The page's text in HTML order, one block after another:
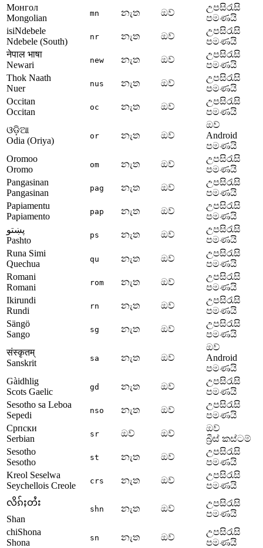
Монгол
Mongolian
mn නැත ඔව්
උපසිරැසි
පමණයි
isiNdebele
Ndebele (South)
nr නැත ඔව්
උපසිරැසි
පමණයි
नेपाल भाषा
Newari
new නැත ඔව්
උපසිරැසි
පමණයි
Thok Naath
Nuer
nus නැත ඔව්
උපසිරැසි
පමණයි
Occitan
Occitan
oc නැත ඔව්
උපසිරැසි
පමණයි
ଓଡ଼ିଆ
Odia (Oriya)
or නැත ඔව්
ඔව්
Android
පමණයි
Oromoo
Oromo
om නැත ඔව්
උපසිරැසි
පමණයි
Pangasinan
Pangasinan
pag නැත ඔව්
උපසිරැසි
පමණයි
Papiamentu
Papiamento
pap නැත ඔව්
උපසිරැසි
පමණයි
پښتو
Pashto
ps නැත ඔව්
උපසිරැසි
පමණයි
Runa Simi
Quechua
qu නැත ඔව්
උපසිරැසි
පමණයි
Romani
Romani
rom නැත ඔව්
උපසිරැසි
පමණයි
Ikirundi
Rundi
rn නැත ඔව්
උපසිරැසි
පමණයි
Sängö
Sango
sg නැත ඔව්
උපසිරැසි
පමණයි
संस्कृतम्
Sanskrit
sa නැත ඔව්
ඔව්
Android
පමණයි
Gàidhlig
Scots Gaelic
gd නැත ඔව්
උපසිරැසි
පමණයි
Sesotho sa Leboa
Sepedi
nso නැත ඔව්
උපසිරැසි
පමණයි
Српски
Serbian
sr ඔව් ඔව්
ඔව්
බ්‍රීස් කස්ටම්
Sesotho
Sesotho
st නැත ඔව්
උපසිරැසි
පමණයි
Kreol Seselwa
Seychellois Creole
crs නැත ඔව්
උපසිරැසි
පමණයි
လိၵ်ႈတႆး
Shan
shn නැත ඔව්
උපසිරැසි
පමණයි
chiShona
Shona
sn නැත ඔව්
උපසිරැසි
පමණයි